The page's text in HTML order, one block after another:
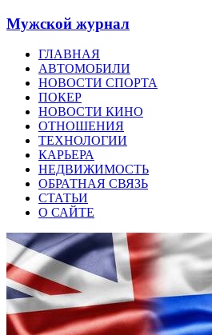
Мужской журнал
ГЛАВНАЯ
АВТОМОБИЛИ
НОВОСТИ СПОРТА
ПОКЕР
НОВОСТИ КИНО
ОТНОШЕНИЯ
ТЕХНОЛОГИИ
КАРЬЕРА
НЕДВИЖИМОСТЬ
ОБРАТНАЯ СВЯЗЬ
СТАТЬИ
О САЙТЕ